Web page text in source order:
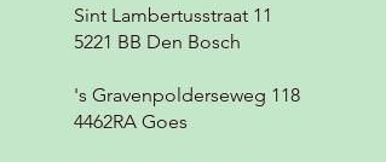
Sint Lambertusstraat 11
5221 BB Den Bosch
's Gravenpolderseweg 118
4462RA Goes